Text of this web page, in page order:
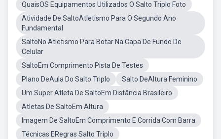
QuaisOS Equipamentos Utilizados O Salto Triplo Foto
Atividade De SaltoAtletismo Para O Segundo Ano
Fundamental
SaltoNo Atletismo Para Botar Na Capa De Fundo De
Celular
SaltoEm Comprimento Pista De Testes
Plano DeAula Do Salto Triplo
Salto DeAltura Feminino
Um Super Atleta De SaltoEm Distância Brasileiro
Atletas De SaltoEm Altura
Imagem De SaltoEm Comprimento E Corrida Com Barra
Técnicas ERegras Salto Triplo